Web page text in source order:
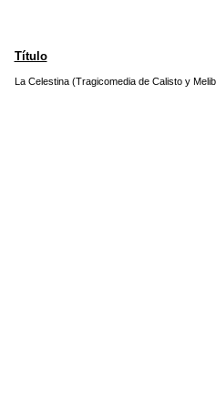
Título
La Celestina (Tragicomedia de Calisto y